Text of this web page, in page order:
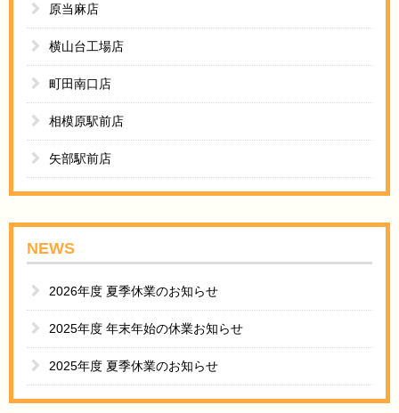
原当麻店
横山台工場店
町田南口店
相模原駅前店
矢部駅前店
NEWS
2026年度 夏季休業のお知らせ
2025年度 年末年始の休業お知らせ
2025年度 夏季休業のお知らせ